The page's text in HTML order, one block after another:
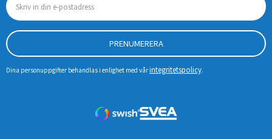
PRENUMERERA
Dina personuppgifter behandlas i enlighet med vårintegritetspolicy.